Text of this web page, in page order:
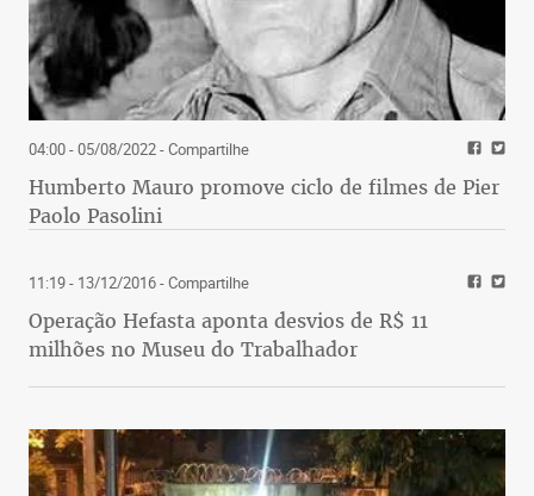
04:00 - 05/08/2022- Compartilhe
Humberto Mauro promove ciclo de filmes de Pier
Paolo Pasolini
11:19 - 13/12/2016- Compartilhe
Operação Hefasta aponta desvios de R$ 11
milhões no Museu do Trabalhador